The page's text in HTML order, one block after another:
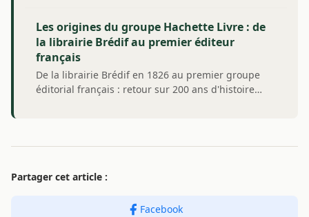
Les origines du groupe Hachette Livre : de
la librairie Brédif au premier éditeur
français
De la librairie Brédif en 1826 au premier groupe
éditorial français : retour sur 200 ans d'histoire…
Partager cet article :
Facebook